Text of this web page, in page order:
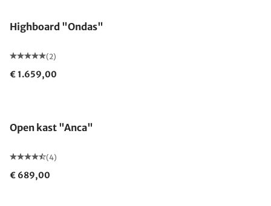
Highboard "Ondas"
(2)
€ 1.659,00
Open kast "Anca"
(4)
€ 689,00